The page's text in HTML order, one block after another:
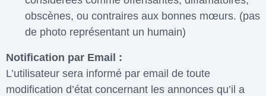
obscènes, ou contraires aux bonnes mœurs. (pas
de photo représentant un humain)
Notification par Email :
L’utilisateur sera informé par email de toute
modification d’état concernant les annonces qu’il a